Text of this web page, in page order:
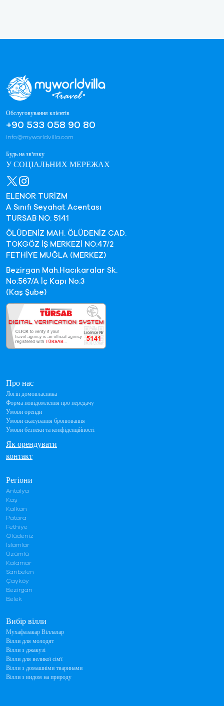
Вибір вілли
Мухафазакар Віллалар
Вілли для молодят
Вілли з джакузі
Вілли для великої сім'ї
Вілли з домашніми тваринами
Вілли з видом на природу
Регіони
Antalya
Kaş
Kalkan
Patara
Fethiye
Ölüdeniz
İslamlar
Üzümlü
Kalamar
Sarıbelen
Çayköy
Bezirgan
Belek
Про нас
Логін домовласника
Форма повідомлення про передачу
Умови оренди
Умови скасування бронювання
Умови безпеки та конфіденційності
Як орендувати
контакт
Обслуговування клієнтів
+90 533 058 90 80
info@myworldvilla.com
Будь на зв'язку
У СОЦІАЛЬНИХ МЕРЕЖАХ
ELENOR TURİZM
A Sınıfı Seyahat Acentası
TURSAB NO: 5141
ÖLÜDENİZ MAH. ÖLÜDENİZ CAD.
TOKGÖZ İŞ MERKEZİ NO:47/2
FETHİYE MUĞLA (MERKEZ)
Bezirgan Mah.Hacıkaralar Sk.
No:567/A İç Kapı No:3
(Kaş Şube)